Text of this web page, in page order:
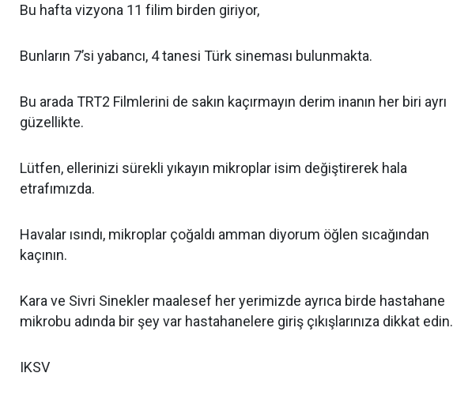
Bu hafta vizyona 11 filim birden giriyor,
Bunların 7’si yabancı, 4 tanesi Türk sineması bulunmakta.
Bu arada TRT2 Filmlerini de sakın kaçırmayın derim inanın her biri ayrı
güzellikte.
Lütfen, ellerinizi sürekli yıkayın mikroplar isim değiştirerek hala
etrafımızda.
Havalar ısındı, mikroplar çoğaldı amman diyorum öğlen sıcağından
kaçının.
Kara ve Sivri Sinekler maalesef her yerimizde ayrıca birde hastahane
mikrobu adında bir şey var hastahanelere giriş çıkışlarınıza dikkat edin.
IKSV